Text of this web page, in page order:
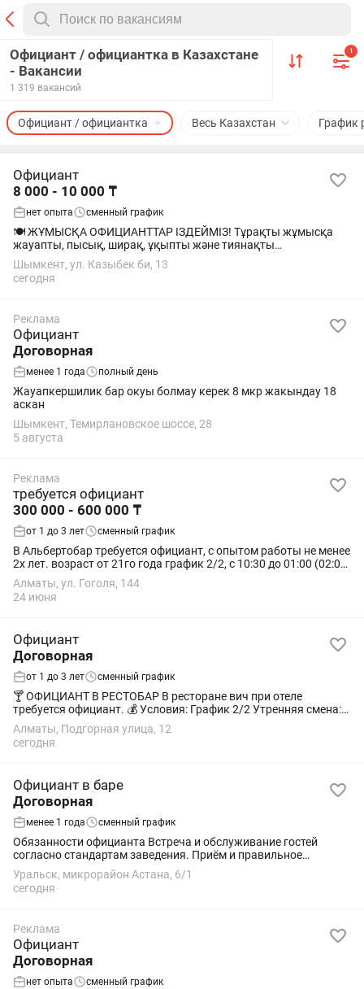
Официант / официантка в Казахстане
- Вакансии
1 319 вакансий
1
Весь Казахстан
Официант / официантка График
Официант
8 000 - 10 000 ₸
нет опыта сменный график
🍽️ ЖҰМЫСҚА ОФИЦИАНТТАР ІЗДЕЙМІЗ! Тұрақты жұмысқа
жауапты, пысық, ширақ, ұқыпты және тиянақты
қызметкерлер іздейміз. Жұмысқа жауапкершілікпен
қарайтын, тазалық пен тәртіпті сақтайтын, командамен...
Шымкент, ул. Казыбек би, 13
сегодня
Реклама
Официант
Договорная
менее 1 года полный день
Жауапкершилик бар окуы болмау керек 8 мкр жакындау 18
аскан
Шымкент, Темирлановское шоссе, 28
5 августа
Реклама
требуется официант
300 000 - 600 000 ₸
от 1 до 3 лет сменный график
В Альбертобар требуется официант, с опытом работы не менее
2х лет. возраст от 21го года график 2/2, с 10:30 до 01:00 (02:00
Пт, Сб) 10% от личной кассы. зарплата 10го числа, 25го...
Алматы, ул. Гоголя, 144
24 июня
Официант
Договорная
от 1 до 3 лет сменный график
🍸 ОФИЦИАНТ В РЕСТОБАР В ресторане вич при отеле
требуется официант. 💰 Условия: График 2/2 Утренняя смена:
08:00–14:00 — 6 000 тг за смену Вечерняя смена: 14:00–00:00 —
12 000 тг за смену 💳...
Алматы, Подгорная улица, 12
сегодня
Официант в баре
Договорная
менее 1 года сменный график
Обязанности официанта Встреча и обслуживание гостей
согласно стандартам заведения. Приём и правильное
оформление заказов. Подача блюд и напитков,
своевременная уборка столов. Поддержание чистоты...
Уральск, микрорайон Астана, 6/1
сегодня
Реклама
Официант
Договорная
нет опыта сменный график